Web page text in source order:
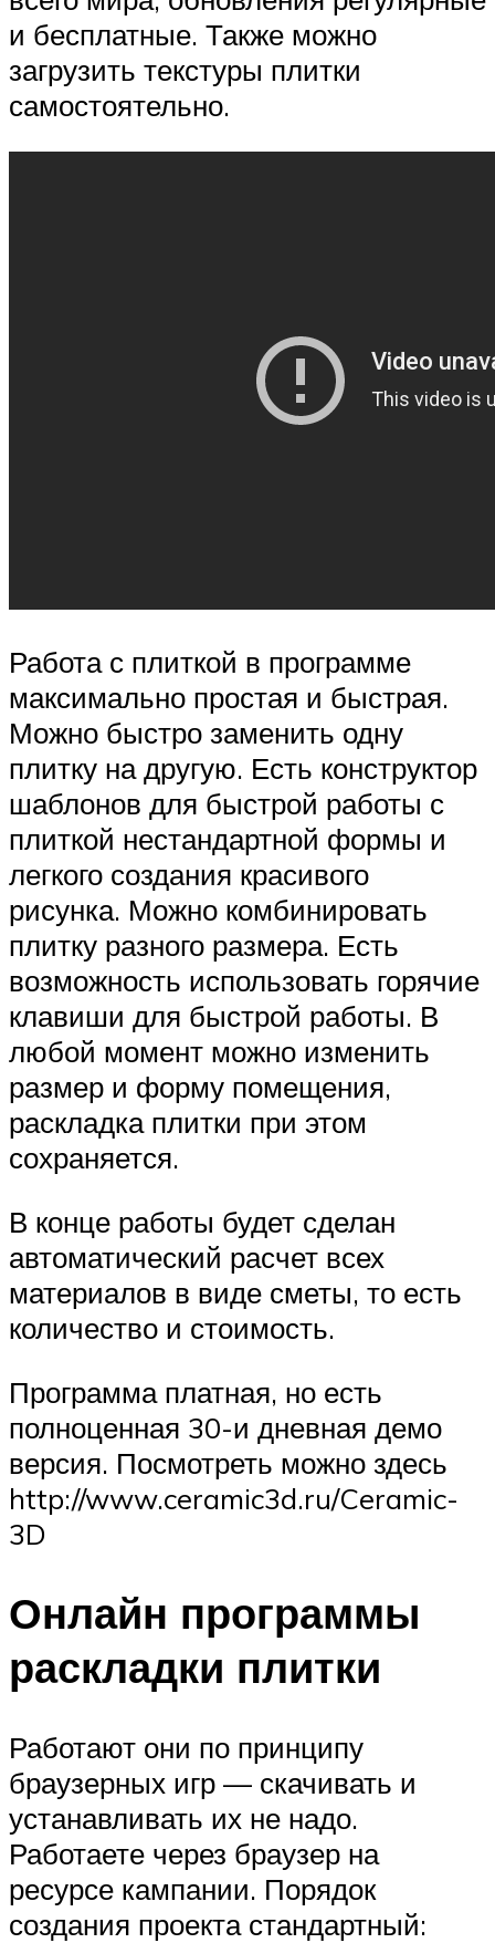
и бесплатные. Также можно
загрузить текстуры плитки
самостоятельно.
Работа с плиткой в программе
максимально простая и быстрая.
Можно быстро заменить одну
плитку на другую. Есть конструктор
шаблонов для быстрой работы с
плиткой нестандартной формы и
легкого создания красивого
рисунка. Можно комбинировать
плитку разного размера. Есть
возможность использовать горячие
клавиши для быстрой работы. В
любой момент можно изменить
размер и форму помещения,
раскладка плитки при этом
сохраняется.
В конце работы будет сделан
автоматический расчет всех
материалов в виде сметы, то есть
количество и стоимость.
Программа платная, но есть
полноценная 30-и дневная демо
версия. Посмотреть можно здесь
http://www.ceramic3d.ru/Ceramic-
3D
Онлайн программы
раскладки плитки
Работают они по принципу
браузерных игр — скачивать и
устанавливать их не надо.
Работаете через браузер на
ресурсе кампании. Порядок
создания проекта стандартный: